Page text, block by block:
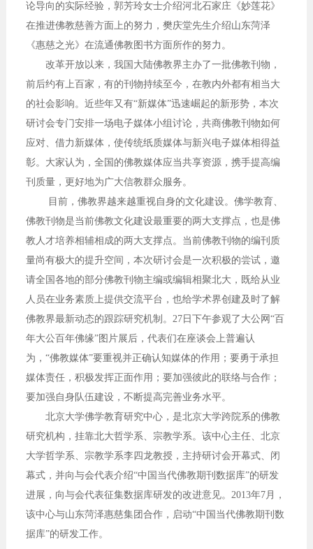
论导向的实际经验，郭芳玲女士介绍河北石家庄《妙莲花》
在推进佛教慈善方面上的努力，樊庆堂先生介绍山东菏泽
《惠慈之光》在流通佛教图书方面所作的努力。
改革开放以来，我国大陆佛教界主办了一批佛教刊物，
前后约有上百家，有的刊物持续至今，在教内外都有相当大
的社会影响。近些年又有“新媒体”迅速崛起的新形势，本次
研讨会专门安排一场电子媒体小组讨论，共商佛教刊物如何
应对、借力新媒体，使传统纸质媒体与新兴电子媒体相得益
彰。大家认为，全国的佛教媒体应当共享资源，携手提高编
刊质量，更好地为广大信教群众服务。
目前，佛教界越来越重视自身的文化建设。佛学教育、
佛教刊物是当前佛教文化建设最重要的两大支撑点，也是佛
教人才培养相辅相成的两大支撑点。当前佛教刊物的编刊质
量尚有极大的提升空间，本次研讨会是一次积极的尝试，邀
请全国各地的部分佛教刊物主编或编辑相聚北大，既给从业
人员在业务素质上提供交流平台，也给学术界创建及时了解
佛教界最新动态的跟踪研究机制。27日下午参观了大公网“百
年大公百年佛缘”图片展后，代表们在座谈会上普遍认
为，“佛教媒体”要重视并正确认知媒体的作用；要勇于承担
媒体责任，积极发挥正面作用；要加强彼此的联络与合作；
要加强自身队伍建设，不断提高完善业务水平。
北京大学佛学教育研究中心，是北京大学跨院系的佛教
研究机构，挂靠北大哲学系、宗教学系。该中心主任、北京
大学哲学系、宗教学系李四龙教授，主持研讨会开幕式、闭
幕式，并向与会代表介绍“中国当代佛教期刊数据库”的研发
进展，向与会代表征集数据库研发的改进意见。2013年7月，
该中心与山东菏泽惠慈集团合作，启动“中国当代佛教期刊数
据库”的研发工作。